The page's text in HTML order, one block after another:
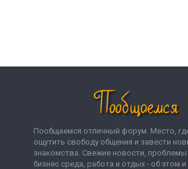
Пообщаемся отличный форум. Место,
ощутить свободу общения и завести
знакомства. Свежие новости, проблемы
бизнес среда, работа и отдых - об этом